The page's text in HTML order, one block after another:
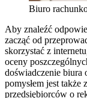
Biuro
Aby znaleźć
zacząć od
skorzystać z
oceny
doświadczenie biura
pomysłem jest
przedsiębiorców o